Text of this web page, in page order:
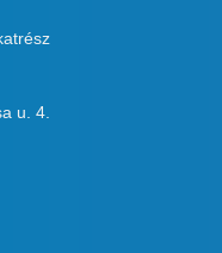
u. 4.